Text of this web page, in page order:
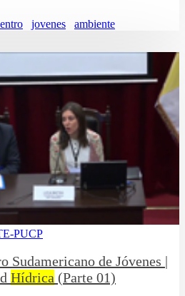
jovenes ambiente
PUCP
Sudamericano de Jóvenes |
Hídrica (Parte 01)